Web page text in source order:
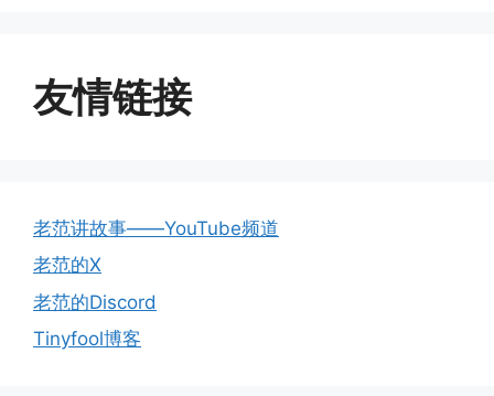
友情链接
老范讲故事——YouTube频道
老范的X
老范的Discord
Tinyfool博客